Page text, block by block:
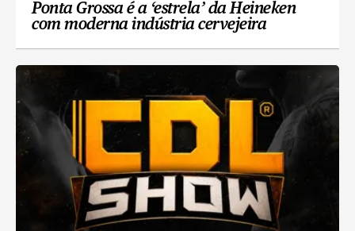
Ponta Grossa é a ‘estrela’ da Heineken
com moderna indústria cervejeira